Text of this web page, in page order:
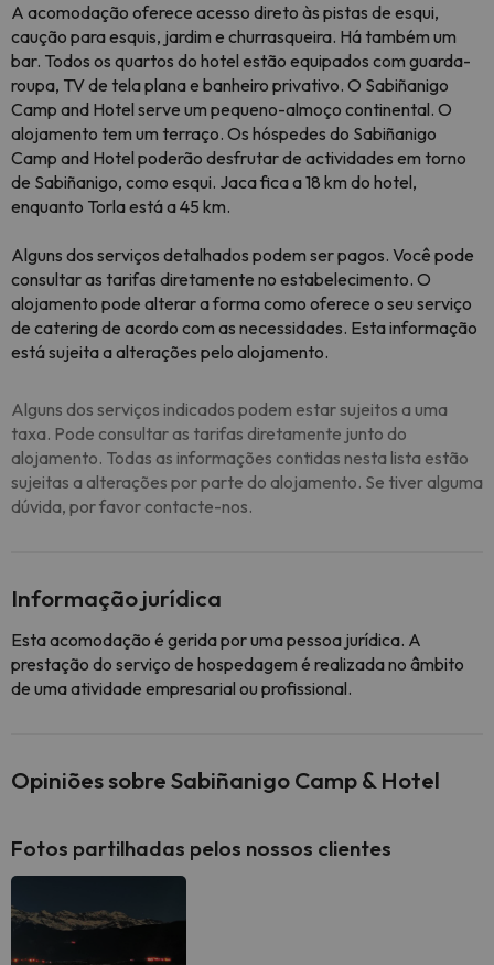
A acomodação oferece acesso direto às pistas de esqui,
caução para esquis, jardim e churrasqueira. Há também um
bar. Todos os quartos do hotel estão equipados com guarda-
roupa, TV de tela plana e banheiro privativo. O Sabiñanigo
Camp and Hotel serve um pequeno-almoço continental. O
alojamento tem um terraço. Os hóspedes do Sabiñanigo
Camp and Hotel poderão desfrutar de actividades em torno
de Sabiñanigo, como esqui. Jaca fica a 18 km do hotel,
enquanto Torla está a 45 km.
Alguns dos serviços detalhados podem ser pagos. Você pode
consultar as tarifas diretamente no estabelecimento. O
alojamento pode alterar a forma como oferece o seu serviço
de catering de acordo com as necessidades. Esta informação
está sujeita a alterações pelo alojamento.
Alguns dos serviços indicados podem estar sujeitos a uma
taxa. Pode consultar as tarifas diretamente junto do
alojamento. Todas as informações contidas nesta lista estão
sujeitas a alterações por parte do alojamento. Se tiver alguma
dúvida, por favor contacte-nos.
Informação jurídica
Esta acomodação é gerida por uma pessoa jurídica. A
prestação do serviço de hospedagem é realizada no âmbito
de uma atividade empresarial ou profissional.
Opiniões sobre Sabiñanigo Camp & Hotel
Fotos partilhadas pelos nossos clientes